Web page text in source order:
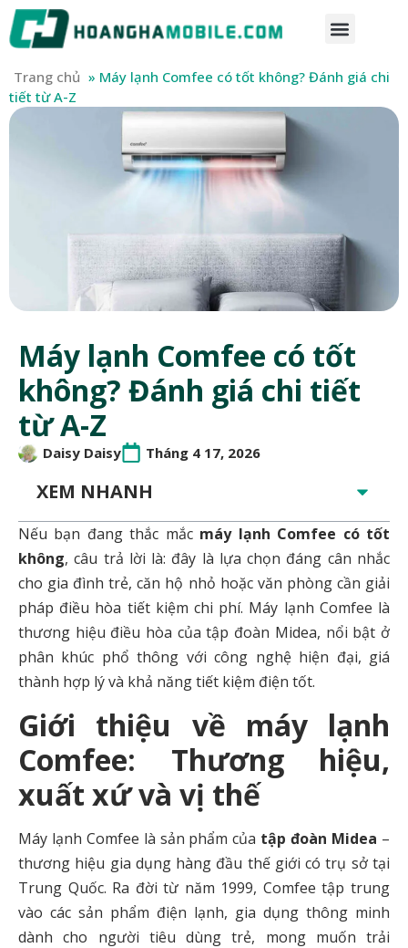
Trang chủ » Máy lạnh Comfee có tốt không? Đánh giá chi
tiết từ A-Z
Máy lạnh Comfee có tốt
không? Đánh giá chi tiết
từ A-Z
Daisy Daisy Tháng 4 17, 2026
XEM NHANH
Nếu bạn đang thắc mắc máy lạnh Comfee có tốt
không, câu trả lời là: đây là lựa chọn đáng cân nhắc
cho gia đình trẻ, căn hộ nhỏ hoặc văn phòng cần giải
pháp điều hòa tiết kiệm chi phí. Máy lạnh Comfee là
thương hiệu điều hòa của tập đoàn Midea, nổi bật ở
phân khúc phổ thông với công nghệ hiện đại, giá
thành hợp lý và khả năng tiết kiệm điện tốt.
Giới thiệu về máy lạnh
Comfee: Thương hiệu,
xuất xứ và vị thế
Máy lạnh Comfee là sản phẩm của tập đoàn Midea –
thương hiệu gia dụng hàng đầu thế giới có trụ sở tại
Trung Quốc. Ra đời từ năm 1999, Comfee tập trung
vào các sản phẩm điện lạnh, gia dụng thông minh
dành cho người tiêu dùng trẻ, mong muốn trải